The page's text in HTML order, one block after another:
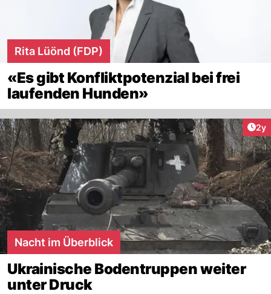
Rita Lüönd (FDP)
«Es gibt Konfliktpotenzial bei frei
laufenden Hunden»
2y
Nacht im Überblick
Ukrainische Bodentruppen weiter
unter Druck